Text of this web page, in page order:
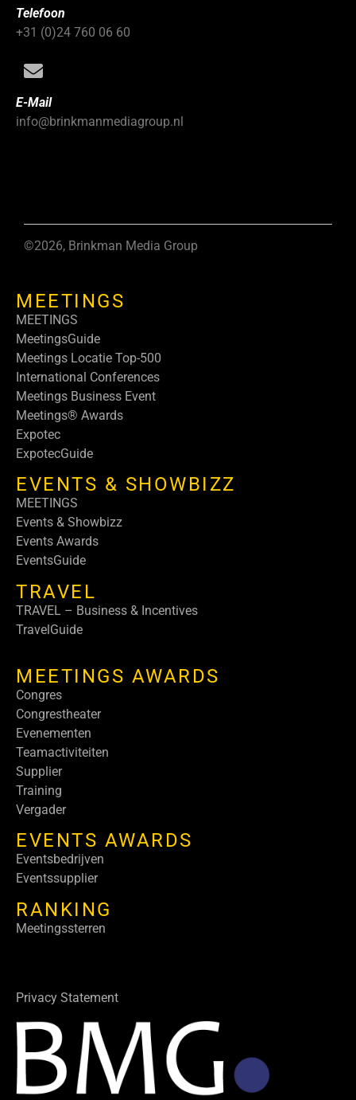
Telefoon
+31 (0)24 760 06 60
E-Mail
info@brinkmanmediagroup.nl
©2026, Brinkman Media Group
MEETINGS
MEETINGS
MeetingsGuide
Meetings Locatie Top-500
International Conferences
Meetings Business Event
Meetings® Awards
Expotec
ExpotecGuide
EVENTS & SHOWBIZZ
MEETINGS
Events & Showbizz
Events Awards
EventsGuide
TRAVEL
TRAVEL – Business & Incentives
TravelGuide
MEETINGS AWARDS
Congres
Congrestheater
Evenementen
Teamactiviteiten
Supplier
Training
Vergader
EVENTS AWARDS
Eventsbedrijven
Eventssupplier
RANKING
Meetingssterren
Privacy Statement